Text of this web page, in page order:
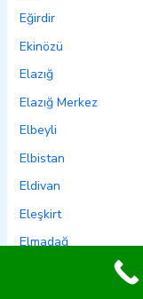
Eğirdir
Ekinözü
Elazığ
Elazığ Merkez
Elbeyli
Elbistan
Eldivan
Eleşkirt
Elmadağ